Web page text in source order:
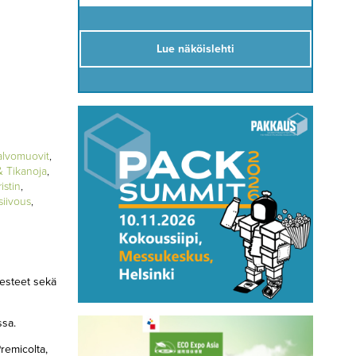
,
Tikanoja,
,
,
sekä
Lue näköislehti